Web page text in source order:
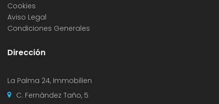
Cookies
Aviso Legal
Condiciones Generales
Dirección
La Palma 24, Immobilien
C. Fernández Taño, 5